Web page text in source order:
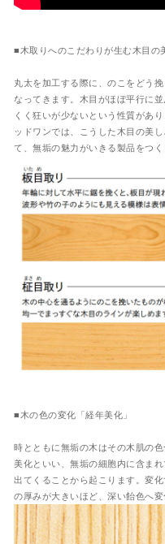
■木取りへのこだわりが生む木目の
丸太を加工する際に、のこをどう
なってきます。木目がほぼ平行に
くく狂いが少ないという性質があ
ッドワンでは、こうした木目の美
て、無垢の魅力がいきる製品をつく
■木の色の変化「経年美化」
時とともに無垢の木はその木肌の
美化といい、無垢の細胞内に含ま
出てくることから起こります。変
の厚みが大きいほど、深い飴色へ変